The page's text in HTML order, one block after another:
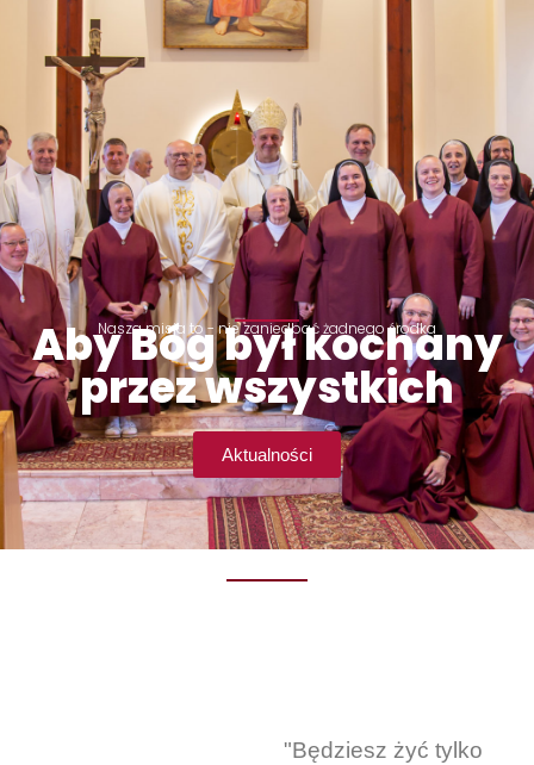
Nasza misja to - nie zaniedbać żadnego środka
Aby Bóg był kochany
przez wszystkich
Aktualności
"Będziesz żyć tylko